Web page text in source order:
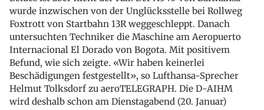
wurde inzwischen von der Unglücksstelle bei Rollweg
Foxtrott von Startbahn 13R weggeschleppt. Danach
untersuchten Techniker die Maschine am Aeropuerto
Internacional El Dorado von Bogota. Mit positivem
Befund, wie sich zeigte. «Wir haben keinerlei
Beschädigungen festgestellt», so Lufthansa-Sprecher
Helmut Tolksdorf zu aeroTELEGRAPH. Die D-AIHM
wird deshalb schon am Dienstagabend (20. Januar)